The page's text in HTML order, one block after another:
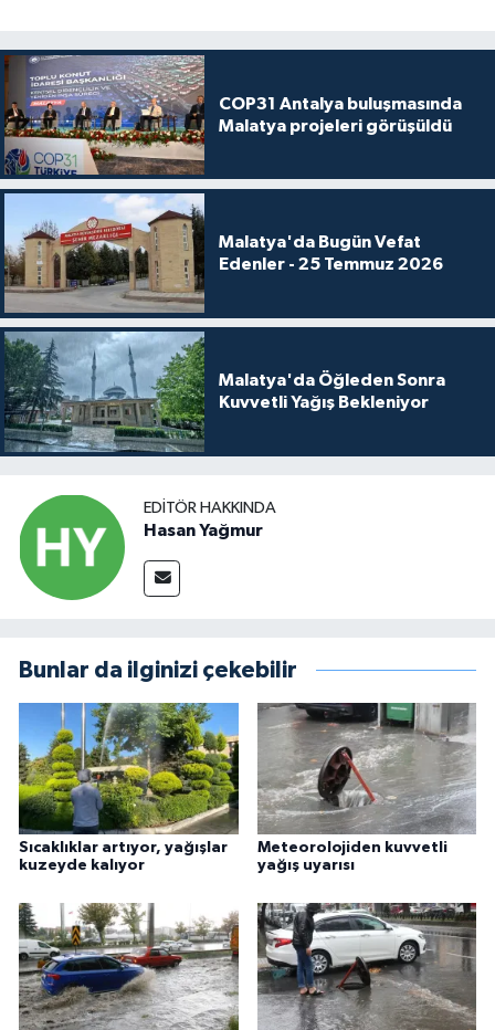
COP31 Antalya buluşmasında
Malatya projeleri görüşüldü
Malatya'da Bugün Vefat
Edenler - 25 Temmuz 2026
Malatya'da Öğleden Sonra
Kuvvetli Yağış Bekleniyor
EDITÖR HAKKINDA
Hasan Yağmur
Bunlar da ilginizi çekebilir
Sıcaklıklar artıyor, yağışlar
kuzeyde kalıyor
Meteorolojiden kuvvetli
yağış uyarısı